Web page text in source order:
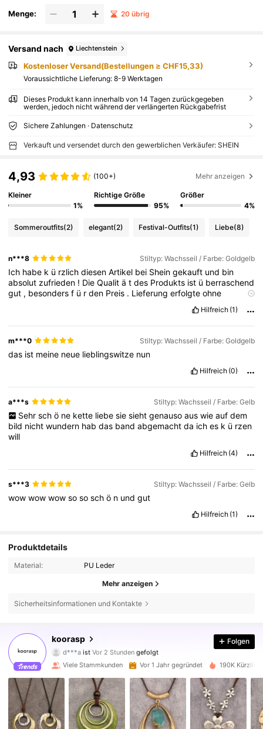
Menge: 20 übrig
Versand nach Liechtenstein
Kostenloser Versand(Bestellungen ≥ CHF15,33)
Voraussichtliche Lieferung: 8-9 Werktagen
Dieses Produkt kann innerhalb von 14 Tagen zurückgegeben
werden, jedoch nicht während der verlängerten Rückgabefrist
Sichere Zahlungen · Datenschutz
Verkauft und versendet durch den gewerblichen Verkäufer: SHEIN
4,93 (100+) Mehr anzeigen
Kleiner
1%
Richtige Größe
95%
Größer
4%
Sommeroutfits(2) elegant(2) Festival-Outfits(1) Liebe(8)
n***8 Stiltyp: Wachsseil / Farbe: Goldgelb
Ich habe k ü rzlichdiesenArtikel bei Sheingekauft und bin
absolut zufrieden ! DieQualitätdes Produkts ist ü berraschend
gut , besondersf ü rden Preis . Lieferungerfolgteohne
Artikelverliebt.Ich
werdeaufjedenFallweiterhinbeiSheineinkaufenundkanndie
nur weiterempfehlen
Hilfreich (1)
m***0 Stiltyp: Wachsseil / Farbe: Goldgelb
das ist meine neue lieblingswitze nun
Hilfreich (0)
a***s Stiltyp: Wachsseil / Farbe: Gelb
Sehr sch ö ne kette liebe sie sieht genauso aus wie auf dem
bild nichtwundern habdas bandabgemachtda iches k ü rzen
will
Hilfreich (4)
s***3 Stiltyp: Wachsseil / Farbe: Gelb
wowwowwowsososchö n undgut
Hilfreich (1)
Produktdetails
Material: PU Leder
Mehr anzeigen
Sicherheitsinformationen und Kontakte
koorasp
gefolgt
c***nist am Durchsuchen
4,88
34K Follower
4,88 34K Follower
Folgen
Viele Stammkunden Vor 1 Jahr gegründet 190K